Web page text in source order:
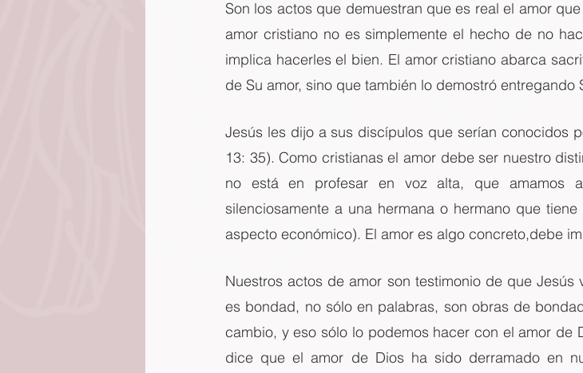
Son los actos que demuestran que es real el amor
amor cristiano no es simplemente el hecho de no
implica hacerles el bien. El amor cristiano abarca
de Su amor, sino que también lo demostró entregando
Jesús les dijo a sus discípulos que serían conocidos
13: 35). Como cristianas el amor debe ser nuestro
no está en profesar en voz alta, que amamos
silenciosamente a una hermana o hermano que
aspecto económico). El amor es algo concreto,debe
Nuestros actos de amor son testimonio de que Jesús
es bondad, no sólo en palabras, son obras de
cambio, y eso sólo lo podemos hacer con el amor de
dice que el amor de Dios ha sido derramado en